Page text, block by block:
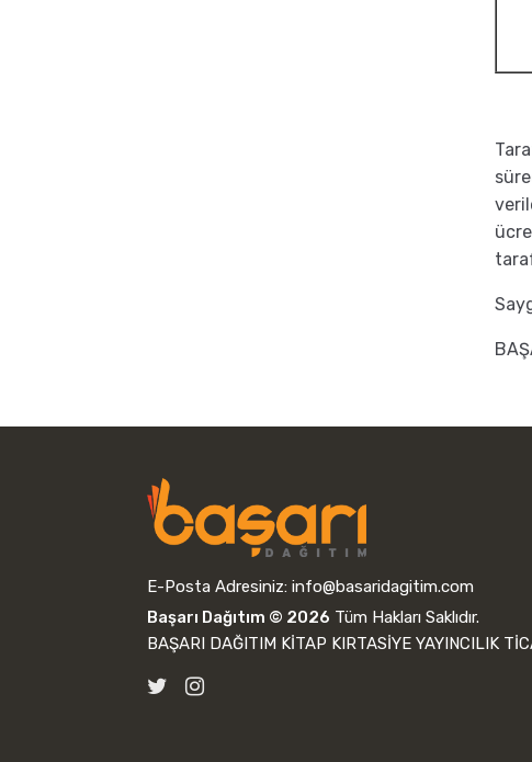
E-Posta Adresiniz:info@basaridagitim.com
Başarı Dağıtım © 2026 Tüm Hakları Saklıdır.
BAŞARI DAĞITIM KİTAP KIRTASİYE YAYINCILIK